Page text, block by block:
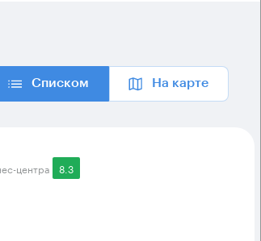
Списком На карте
центра 8.3